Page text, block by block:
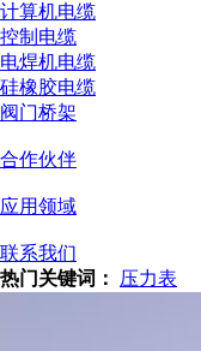
计算机电缆
控制电缆
电焊机电缆
硅橡胶电缆
阀门桥架
合作伙伴
应用领域
联系我们
热门关键词：
压力表